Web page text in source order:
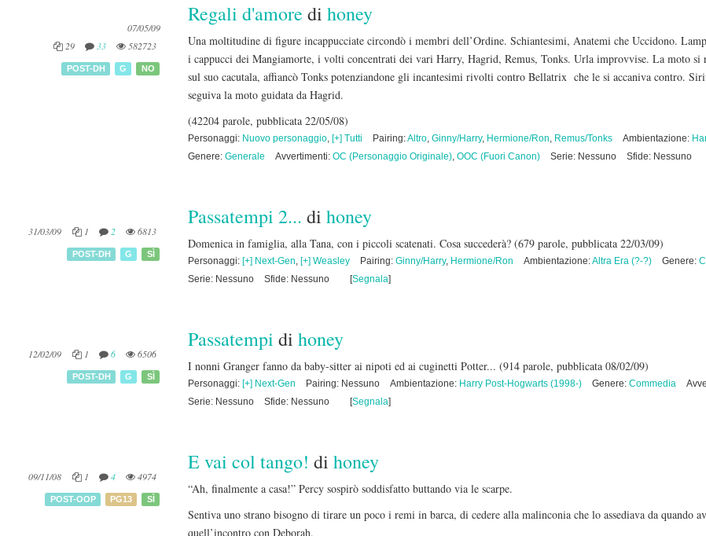
07/05/09
29
33 582723
POST-DH G NO
Regali d'amore di honey
Una moltitudine di figure incappucciate circondò i membri dell’Ordine. Schiantesimi, Anatemi che Uccidono.
i cappucci dei Mangiamorte, i volti concentrati dei vari Harry, Hagrid, Remus, Tonks. Urla improvvise. La moto
sul suo cacutala, affiancò Tonks potenziandone gli incantesimi rivolti contro Bellatrix che le si accaniva contro.
seguiva la moto guidata da Hagrid.
(42204 parole, pubblicata 22/05/08)
Personaggi: Nuovo personaggio, [+] Tutti Pairing:Altro, Ginny/Harry, Hermione/Ron, Remus/Tonks Ambientazione:
Genere: Generale Avvertimenti: OC (Personaggio Originale), OOC (Fuori Canon) Serie: Nessuno Sfide: Nessuno
31/03/09 1 2 6813
POST-DH G SÌ
Passatempi 2... di honey
Domenica in famiglia, alla Tana, con i piccoli scatenati. Cosa succederà? (679 parole, pubblicata 22/03/09)
Personaggi: [+] Next-Gen, [+] Weasley Pairing: Ginny/Harry, Hermione/Ron Ambientazione:Altra Era (?-?) Genere:
Serie: Nessuno
Sfide: Nessuno [Segnala]
12/02/09 1 6 6506
POST-DH G SÌ
Passatempi di honey
I nonni Granger fanno da baby-sitter ai nipoti ed ai cuginetti Potter... (914 parole, pubblicata 08/02/09)
Personaggi: [+] Next-Gen Pairing: Nessuno Ambientazione: Harry Post-Hogwarts (1998-) Genere: Commedia
Serie: Nessuno
Sfide: Nessuno [Segnala]
09/11/08 1 4 4974
POST-OOP PG13 SÌ
E vai col tango! di honey
“Ah, finalmente a casa!” Percy sospirò soddisfatto buttando via le scarpe.
Sentiva uno strano bisogno di tirare un poco i remi in barca, di cedere alla malinconia che lo assediava da quando
quell’incontro con Deborah.